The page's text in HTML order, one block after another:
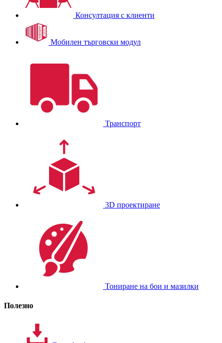
Консултация с клиенти
Мобилен търговски модул
Транспорт
3D проектиране
Тониране на бои и мазилки
Полезно